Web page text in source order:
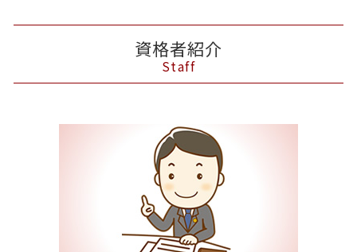
資格者紹介
Staff